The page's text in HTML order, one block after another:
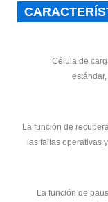
Célula de
La función de
las fallas operativas
La función de